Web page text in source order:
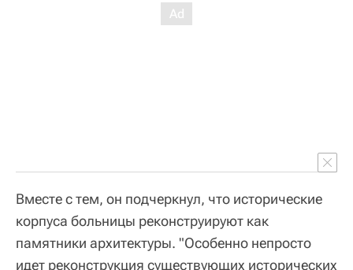
Вместе с тем, он подчеркнул, что исторические
корпуса больницы реконструируют как
памятники архитектуры. "Особенно непросто
идет реконструкция существующих исторических